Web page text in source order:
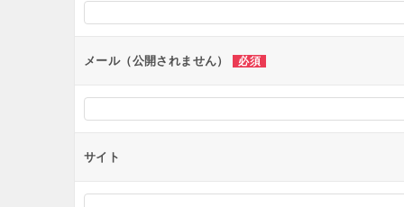
ョ
ン
メール（公開されません） 必須
サイト